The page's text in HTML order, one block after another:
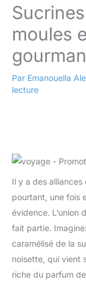
moules
Par Emanouella
lecture
Il y a des alliances
pourtant, une fois
évidence. L’union
fait partie.
caramélisé de la
noisette, qui vient
riche du parfum